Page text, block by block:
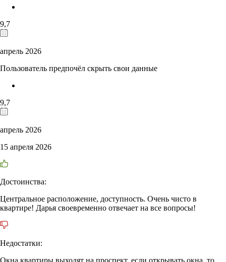
9,7
апрель 2026
Пользователь предпочёл скрыть свои данные
9,7
апрель 2026
15 апреля 2026
Достоинства:
Центральное расположение, доступность. Очень чисто в
квартире! Дарья своевременно отвечает на все вопросы!
Недостатки:
Окна квартиры выходят на проспект, если открывать окна, то